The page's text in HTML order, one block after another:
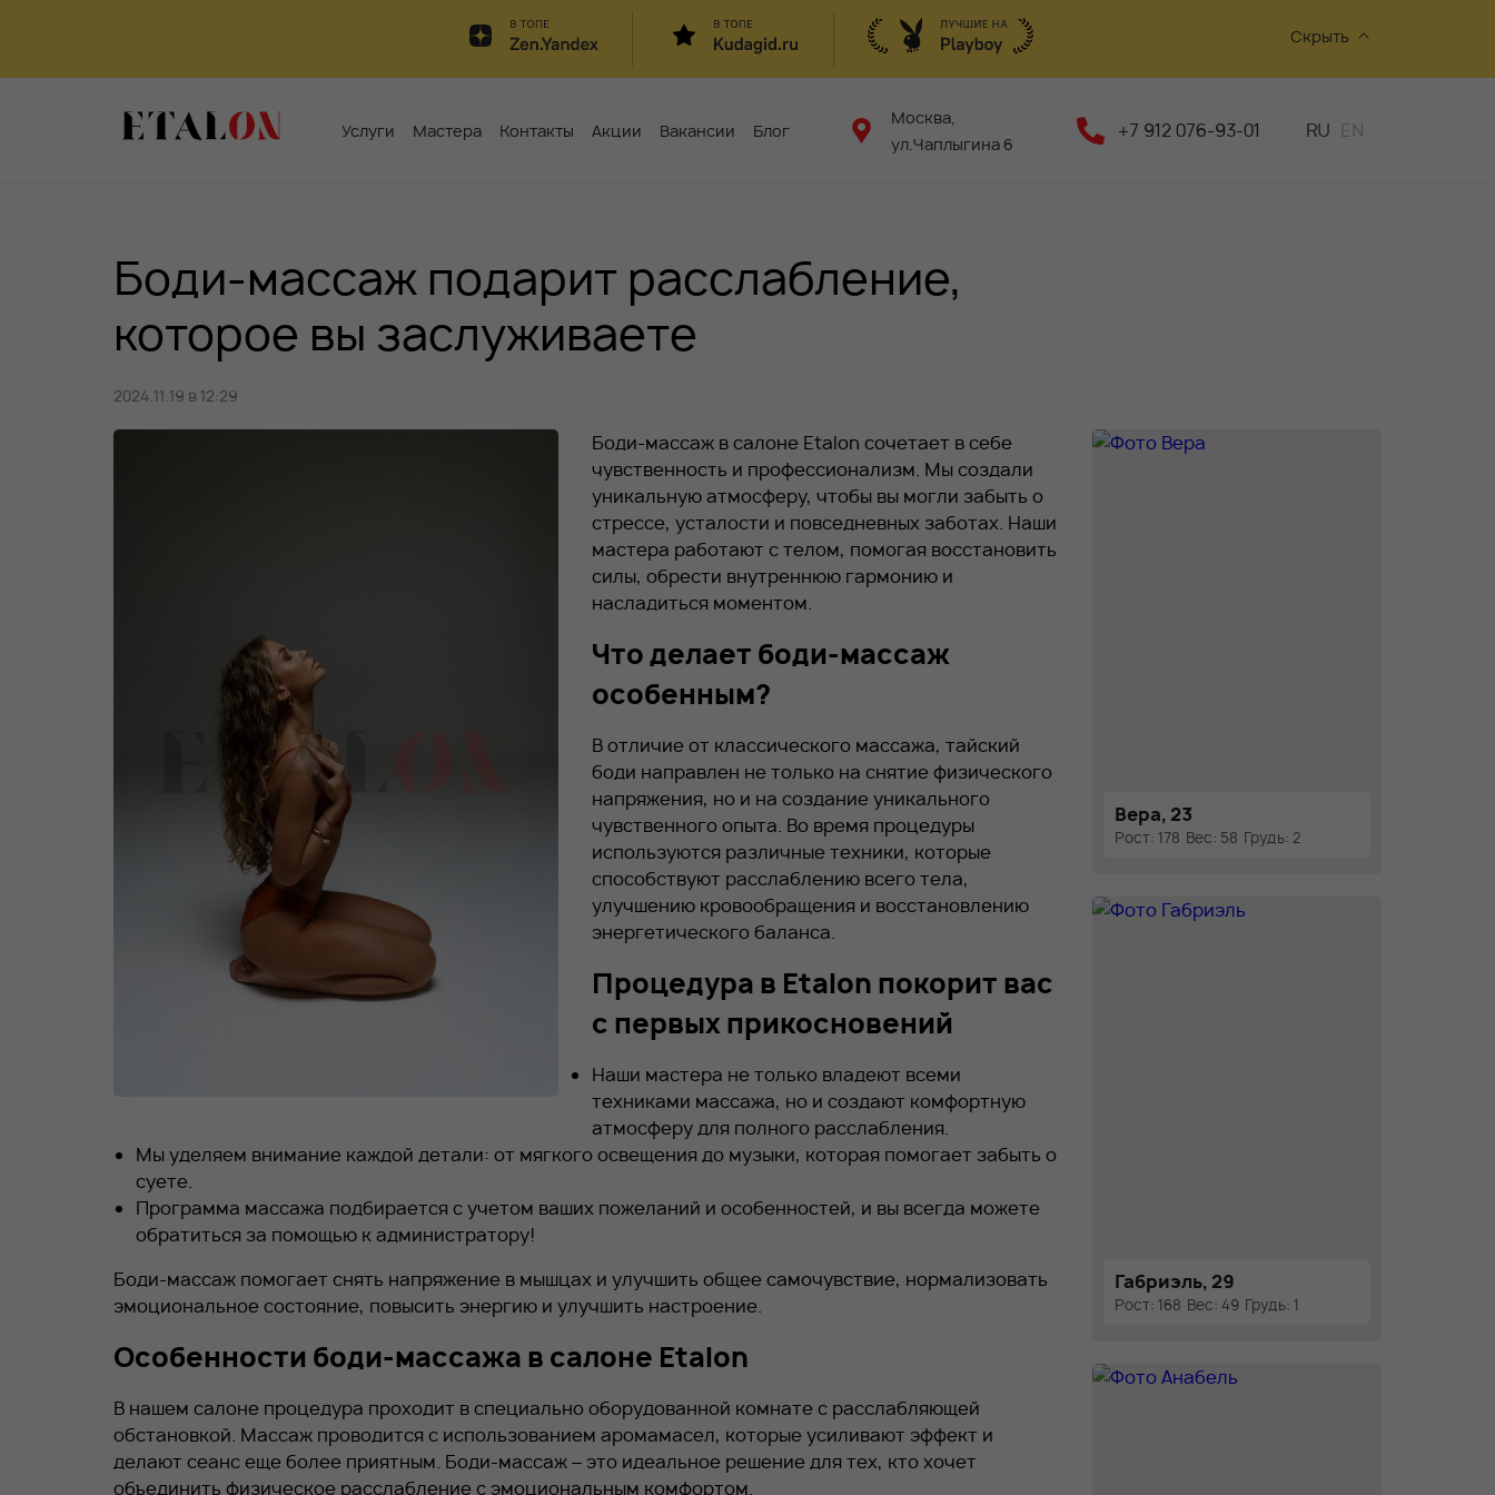
Скрыть
Услуги Мастера Контакты Акции Вакансии Блог
Москва,
ул.Чаплыгина 6
+7 912 076-93-01 RU EN
Боди-массаж подарит расслабление,
которое вы заслуживаете
2024.11.19 в 12:29
Боди-массаж в салоне Etalon сочетает в себе
чувственность и профессионализм. Мы создали
уникальную атмосферу, чтобы вы могли забыть о
стрессе, усталости и повседневных заботах. Наши
мастера работают с телом, помогая восстановить
силы, обрести внутреннюю гармонию и
насладиться моментом.
Что делает боди-массаж
особенным?
В отличие от классического массажа, тайский
боди направлен не только на снятие физического
напряжения, но и на создание уникального
чувственного опыта. Во время процедуры
используются различные техники, которые
способствуют расслаблению всего тела,
улучшению кровообращения и восстановлению
энергетического баланса.
Процедура в Etalon покорит вас
с первых прикосновений
Наши мастера не только владеют всеми
техниками массажа, но и создают комфортную
атмосферу для полного расслабления.
Мы уделяем внимание каждой детали: от мягкого освещения до музыки, которая помогает забыть о
суете.
Программа массажа подбирается с учетом ваших пожеланий и особенностей, и вы всегда можете
обратиться за помощью к администратору!
Боди-массаж помогает снять напряжение в мышцах и улучшить общее самочувствие, нормализовать
эмоциональное состояние, повысить энергию и улучшить настроение.
Особенности боди-массажа в салоне Etalon
В нашем салоне процедура проходит в специально оборудованной комнате с расслабляющей
обстановкой. Массаж проводится с использованием аромамасел, которые усиливают эффект и
делают сеанс еще более приятным. Боди-массаж – это идеальное решение для тех, кто хочет
объединить физическое расслабление с эмоциональным комфортом.
Вера, 23
Рост: 178 Вес: 58 Грудь: 2
Габриэль, 29
Рост: 168 Вес: 49 Грудь: 1